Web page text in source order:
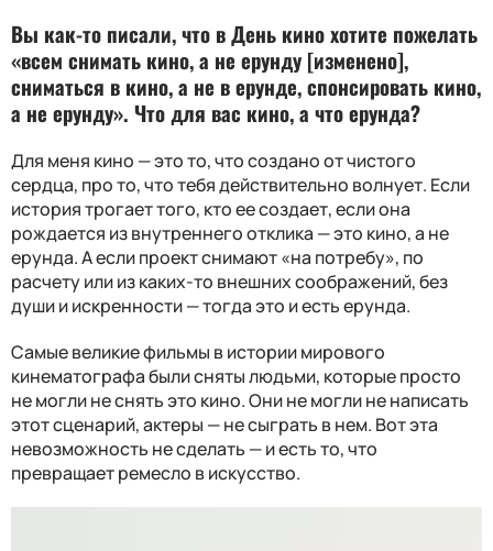
Вы как-то писали, что в День кино хотите пожелать
«всем снимать кино, а не ерунду [изменено],
сниматься в кино, а не в ерунде, спонсировать кино,
а не ерунду». Что для вас кино, а что ерунда?
Для меня кино — это то, что создано от чистого
сердца, про то, что тебя действительно волнует. Если
история трогает того, кто ее создает, если она
рождается из внутреннего отклика — это кино, а не
ерунда. А если проект снимают «на потребу», по
расчету или из каких-то внешних соображений, без
души и искренности — тогда это и есть ерунда.
Самые великие фильмы в истории мирового
кинематографа были сняты людьми, которые просто
не могли не снять это кино. Они не могли не написать
этот сценарий, актеры — не сыграть в нем. Вот эта
невозможность не сделать — и есть то, что
превращает ремесло в искусство.